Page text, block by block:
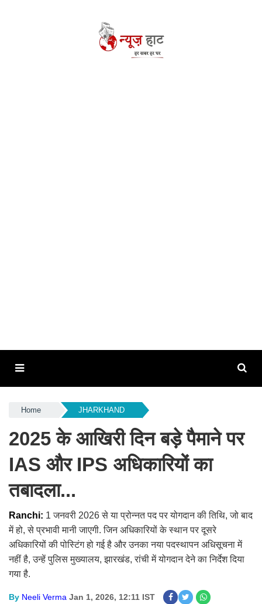
Home JHARKHAND
2025 के आखिरी दिन बड़े पैमाने पर
IAS और IPS अधिकारियों का
तबादला...
Ranchi: 1 जनवरी 2026 से या प्रोन्नत पद पर योगदान की तिथि, जो बाद
में हो, से प्रभावी मानी जाएगी. जिन अधिकारियों के स्थान पर दूसरे
अधिकारियों की पोस्टिंग हो गई है और उनका नया पदस्थापन अधिसूचना में
नहीं है, उन्हें पुलिस मुख्यालय, झारखंड, रांची में योगदान देने का निर्देश दिया
गया है.
By Neeli Verma Jan 1, 2026, 12:11 IST